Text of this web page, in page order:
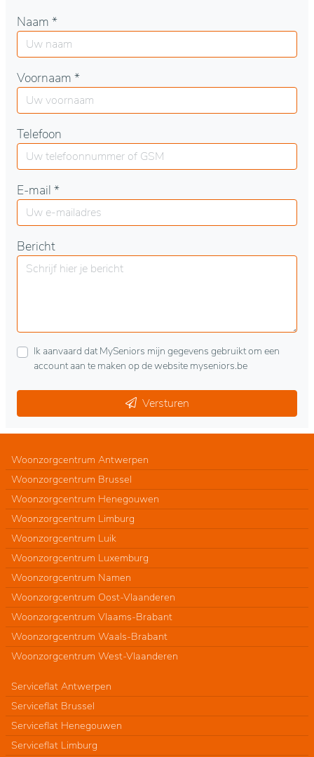
Naam *
Voornaam *
Telefoon
E-mail *
Bericht
Ik aanvaard dat MySeniors mijn gegevens gebruikt om een
account aan te maken op de website myseniors.be
Versturen
Woonzorgcentrum Antwerpen
Woonzorgcentrum Brussel
Woonzorgcentrum Henegouwen
Woonzorgcentrum Limburg
Woonzorgcentrum Luik
Woonzorgcentrum Luxemburg
Woonzorgcentrum Namen
Woonzorgcentrum Oost-Vlaanderen
Woonzorgcentrum Vlaams-Brabant
Woonzorgcentrum Waals-Brabant
Woonzorgcentrum West-Vlaanderen
Serviceflat Antwerpen
Serviceflat Brussel
Serviceflat Henegouwen
Serviceflat Limburg